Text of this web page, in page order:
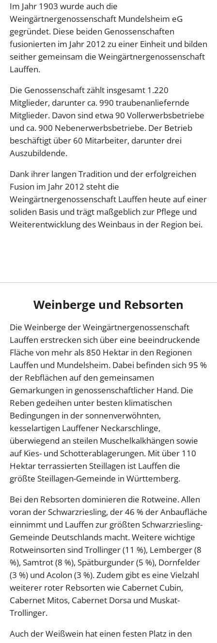
Im Jahr 1903 wurde auch die
Weingärtnergenossenschaft Mundelsheim eG
gegründet. Diese beiden Genossenschaften
fusionierten im Jahr 2012 zu einer Einheit und bilden
seither gemeinsam die Weingärtnergenossenschaft
Lauffen.
Die Genossenschaft zählt insgesamt 1.220
Mitglieder, darunter ca. 990 traubenanliefernde
Mitglieder. Davon sind etwa 90 Vollerwerbsbetriebe
und ca. 900 Nebenerwerbsbetriebe. Der Betrieb
beschäftigt über 60 Mitarbeiter, darunter drei
Auszubildende.
Dank ihrer langen Tradition und der erfolgreichen
Fusion im Jahr 2012 steht die
Weingärtnergenossenschaft Lauffen heute auf einer
soliden Basis und trägt maßgeblich zur Pflege und
Weiterentwicklung des Weinbaus in der Region bei.
Weinberge und Rebsorten
Die Weinberge der Weingärtnergenossenschaft
Lauffen erstrecken sich über eine beeindruckende
Fläche von mehr als 850 Hektar in den Regionen
Lauffen und Mundelsheim. Dabei befinden sich 95 %
der Rebflächen auf den gemeinsamen
Gemarkungen in genossenschaftlicher Hand. Die
Reben gedeihen unter besten klimatischen
Bedingungen in der sonnenverwöhnten,
kesselartigen Lauffener Neckarschlinge,
überwiegend an steilen Muschelkalkhängen sowie
auf Kies- und Schotterablagerungen. Mit über 110
Hektar terrassierten Steillagen ist Lauffen die
größte Steillagen-Gemeinde in Württemberg.
Bei den Rebsorten dominieren die Rotweine. Allen
voran der Schwarzriesling, der 46 % der Anbaufläche
einnimmt und Lauffen zur größten Schwarzriesling-
Gemeinde Deutschlands macht. Weitere wichtige
Rotweinsorten sind Trollinger (11 %), Lemberger (8
%), Samtrot (8 %), Spätburgunder (5 %), Dornfelder
(3 %) und Acolon (3 %). Zudem gibt es eine Vielzahl
weiterer roter Rebsorten wie Cabernet Cubin,
Cabernet Mitos, Cabernet Dorsa und Muskat-
Trollinger.
Auch der Weißwein hat einen festen Platz in den